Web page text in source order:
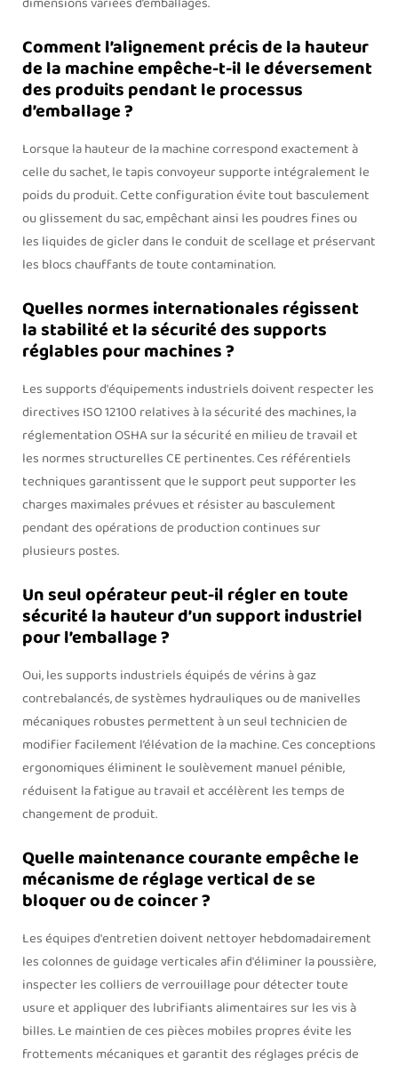
Comment l’alignement précis de la hauteur
de la machine empêche-t-il le déversement
des produits pendant le processus
d’emballage ?
Lorsque la hauteur de la machine correspond exactement à
celle du sachet, le tapis convoyeur supporte intégralement le
poids du produit. Cette configuration évite tout basculement
ou glissement du sac, empêchant ainsi les poudres fines ou
les liquides de gicler dans le conduit de scellage et préservant
les blocs chauffants de toute contamination.
Quelles normes internationales régissent
la stabilité et la sécurité des supports
réglables pour machines ?
Les supports d'équipements industriels doivent respecter les
directives ISO 12100 relatives à la sécurité des machines, la
réglementation OSHA sur la sécurité en milieu de travail et
les normes structurelles CE pertinentes. Ces référentiels
techniques garantissent que le support peut supporter les
charges maximales prévues et résister au basculement
pendant des opérations de production continues sur
plusieurs postes.
Un seul opérateur peut-il régler en toute
sécurité la hauteur d’un support industriel
pour l’emballage ?
Oui, les supports industriels équipés de vérins à gaz
contrebalancés, de systèmes hydrauliques ou de manivelles
mécaniques robustes permettent à un seul technicien de
modifier facilement l’élévation de la machine. Ces conceptions
ergonomiques éliminent le soulèvement manuel pénible,
réduisent la fatigue au travail et accélèrent les temps de
changement de produit.
Quelle maintenance courante empêche le
mécanisme de réglage vertical de se
bloquer ou de coincer ?
Les équipes d'entretien doivent nettoyer hebdomadairement
les colonnes de guidage verticales afin d'éliminer la poussière,
inspecter les colliers de verrouillage pour détecter toute
usure et appliquer des lubrifiants alimentaires sur les vis à
billes. Le maintien de ces pièces mobiles propres évite les
frottements mécaniques et garantit des réglages précis de